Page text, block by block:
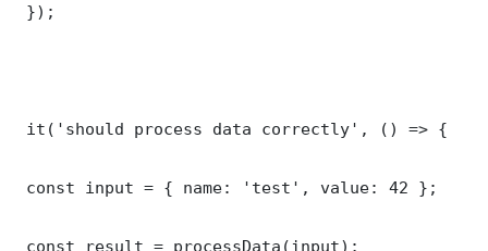
});
it('should process data correctly', () => {
const input = { name: 'test', value: 42 };
const result = processData(input);